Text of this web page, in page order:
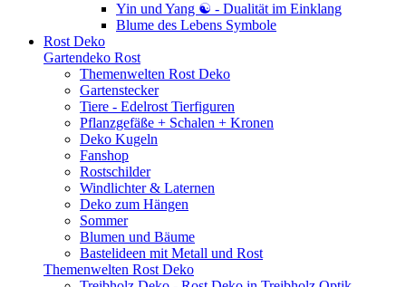
Yin und Yang ☯ - Dualität im Einklang
Blume des Lebens Symbole
Rost Deko
Gartendeko Rost
Themenwelten Rost Deko
Gartenstecker
Tiere - Edelrost Tierfiguren
Pflanzgefäße + Schalen + Kronen
Deko Kugeln
Fanshop
Rostschilder
Windlichter & Laternen
Deko zum Hängen
Sommer
Blumen und Bäume
Bastelideen mit Metall und Rost
Themenwelten Rost Deko